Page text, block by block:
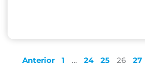
Anterior 1 … 24 25 26 27